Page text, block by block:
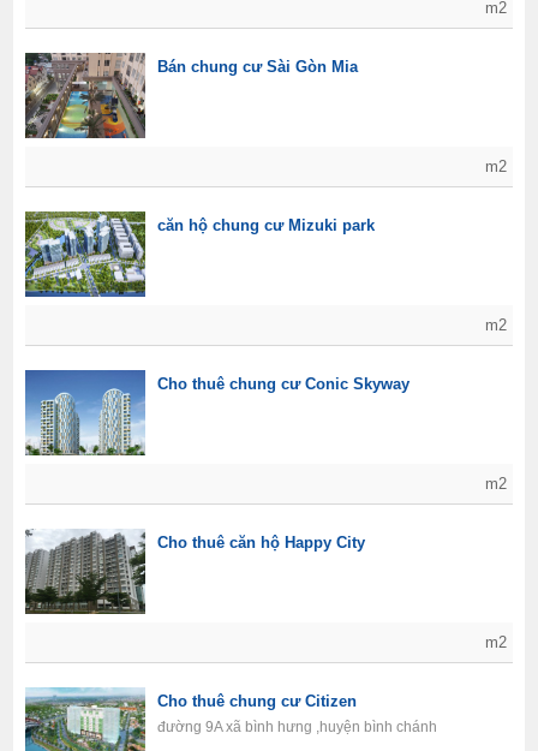
m2
m2
Bán chung cư Sài Gòn Mia
m2
căn hộ chung cư Mizuki park
m2
Cho thuê chung cư Conic Skyway
m2
Cho thuê căn hộ Happy City
Cho thuê chung cư Citizen
đường 9A xã bình hưng ,huyện bình chánh